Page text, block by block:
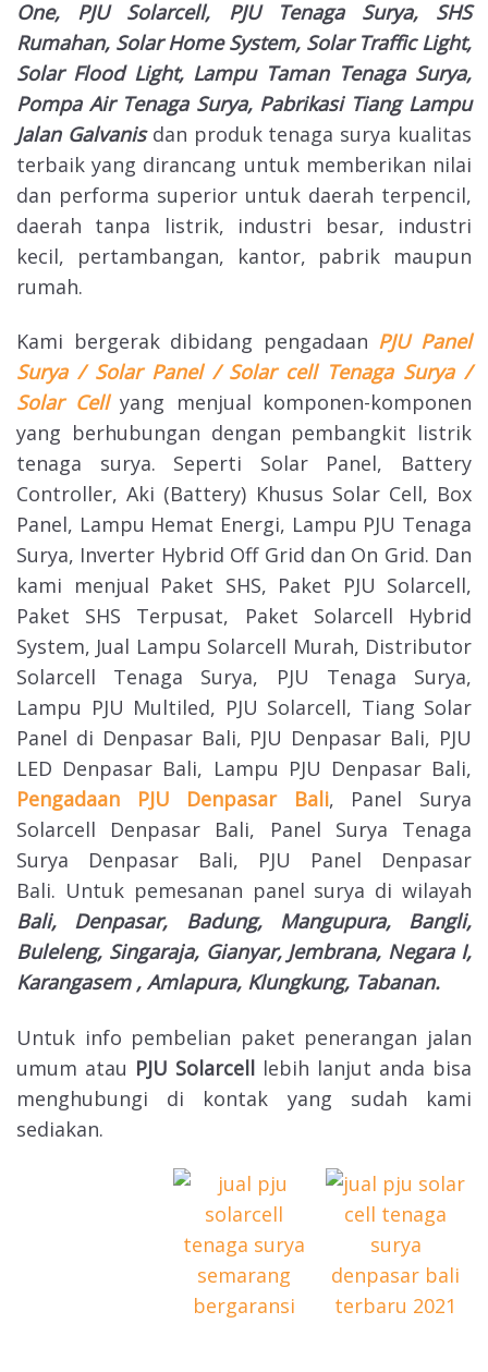
One, PJU Solarcell, PJU Tenaga Surya, SHS
Rumahan, Solar Home System, Solar Traffic Light,
Solar Flood Light, Lampu Taman Tenaga Surya,
Pompa Air Tenaga Surya, Pabrikasi Tiang Lampu
Jalan Galvanisdan produk tenaga surya kualitas
terbaik yang dirancang untuk memberikan nilai
dan performa superior untuk daerah terpencil,
daerah tanpa listrik, industri besar, industri
kecil, pertambangan, kantor, pabrik maupun
rumah.
Kami bergerak dibidang pengadaan PJU Panel
Surya / Solar Panel / Solar cell Tenaga Surya /
Solar Cell yang menjual komponen-komponen
yang berhubungan dengan pembangkit listrik
tenaga surya. Seperti Solar Panel, Battery
Controller, Aki (Battery) Khusus Solar Cell, Box
Panel, Lampu Hemat Energi, Lampu PJU Tenaga
Surya, Inverter Hybrid Off Grid dan On Grid. Dan
kami menjual Paket SHS, Paket PJU Solarcell,
Paket SHS Terpusat, Paket Solarcell Hybrid
System, Jual Lampu Solarcell Murah, Distributor
Solarcell Tenaga Surya, PJU Tenaga Surya,
Lampu PJU Multiled, PJU Solarcell, Tiang Solar
Panel di Denpasar Bali, PJU Denpasar Bali, PJU
LED Denpasar Bali, Lampu PJU Denpasar Bali,
Pengadaan PJU Denpasar Bali, Panel Surya
Solarcell Denpasar Bali, Panel Surya Tenaga
Surya Denpasar Bali, PJU Panel Denpasar
Bali. Untuk pemesanan panel surya di wilayah
Bali, Denpasar, Badung, Mangupura, Bangli,
Buleleng, Singaraja, Gianyar, Jembrana, Negara I,
Karangasem , Amlapura, Klungkung, Tabanan.
Untuk info pembelian paket penerangan jalan
umum atau PJU Solarcell lebih lanjut anda bisa
menghubungi di kontak yang sudah kami
sediakan.